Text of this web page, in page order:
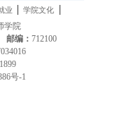
业 | 学院文化 |
学院
邮编： 712100
号-1